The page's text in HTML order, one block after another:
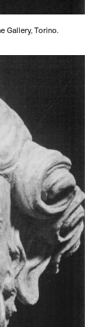
Gallery, Torino.